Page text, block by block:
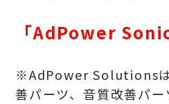
「AdPower Sonic
※AdPower Solutions
善パーツ、音質改善パー